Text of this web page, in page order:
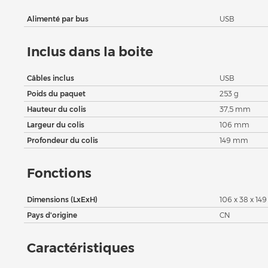
Alimenté par bus USB
Inclus dans la boite
Câbles inclus
USB
Poids du paquet
253 g
Hauteur du colis
37,5 mm
Largeur du colis
106 mm
Profondeur du colis
149 mm
Fonctions
Dimensions (LxExH)
106 x 38 x
Pays d'origine
CN
Caractéristiques